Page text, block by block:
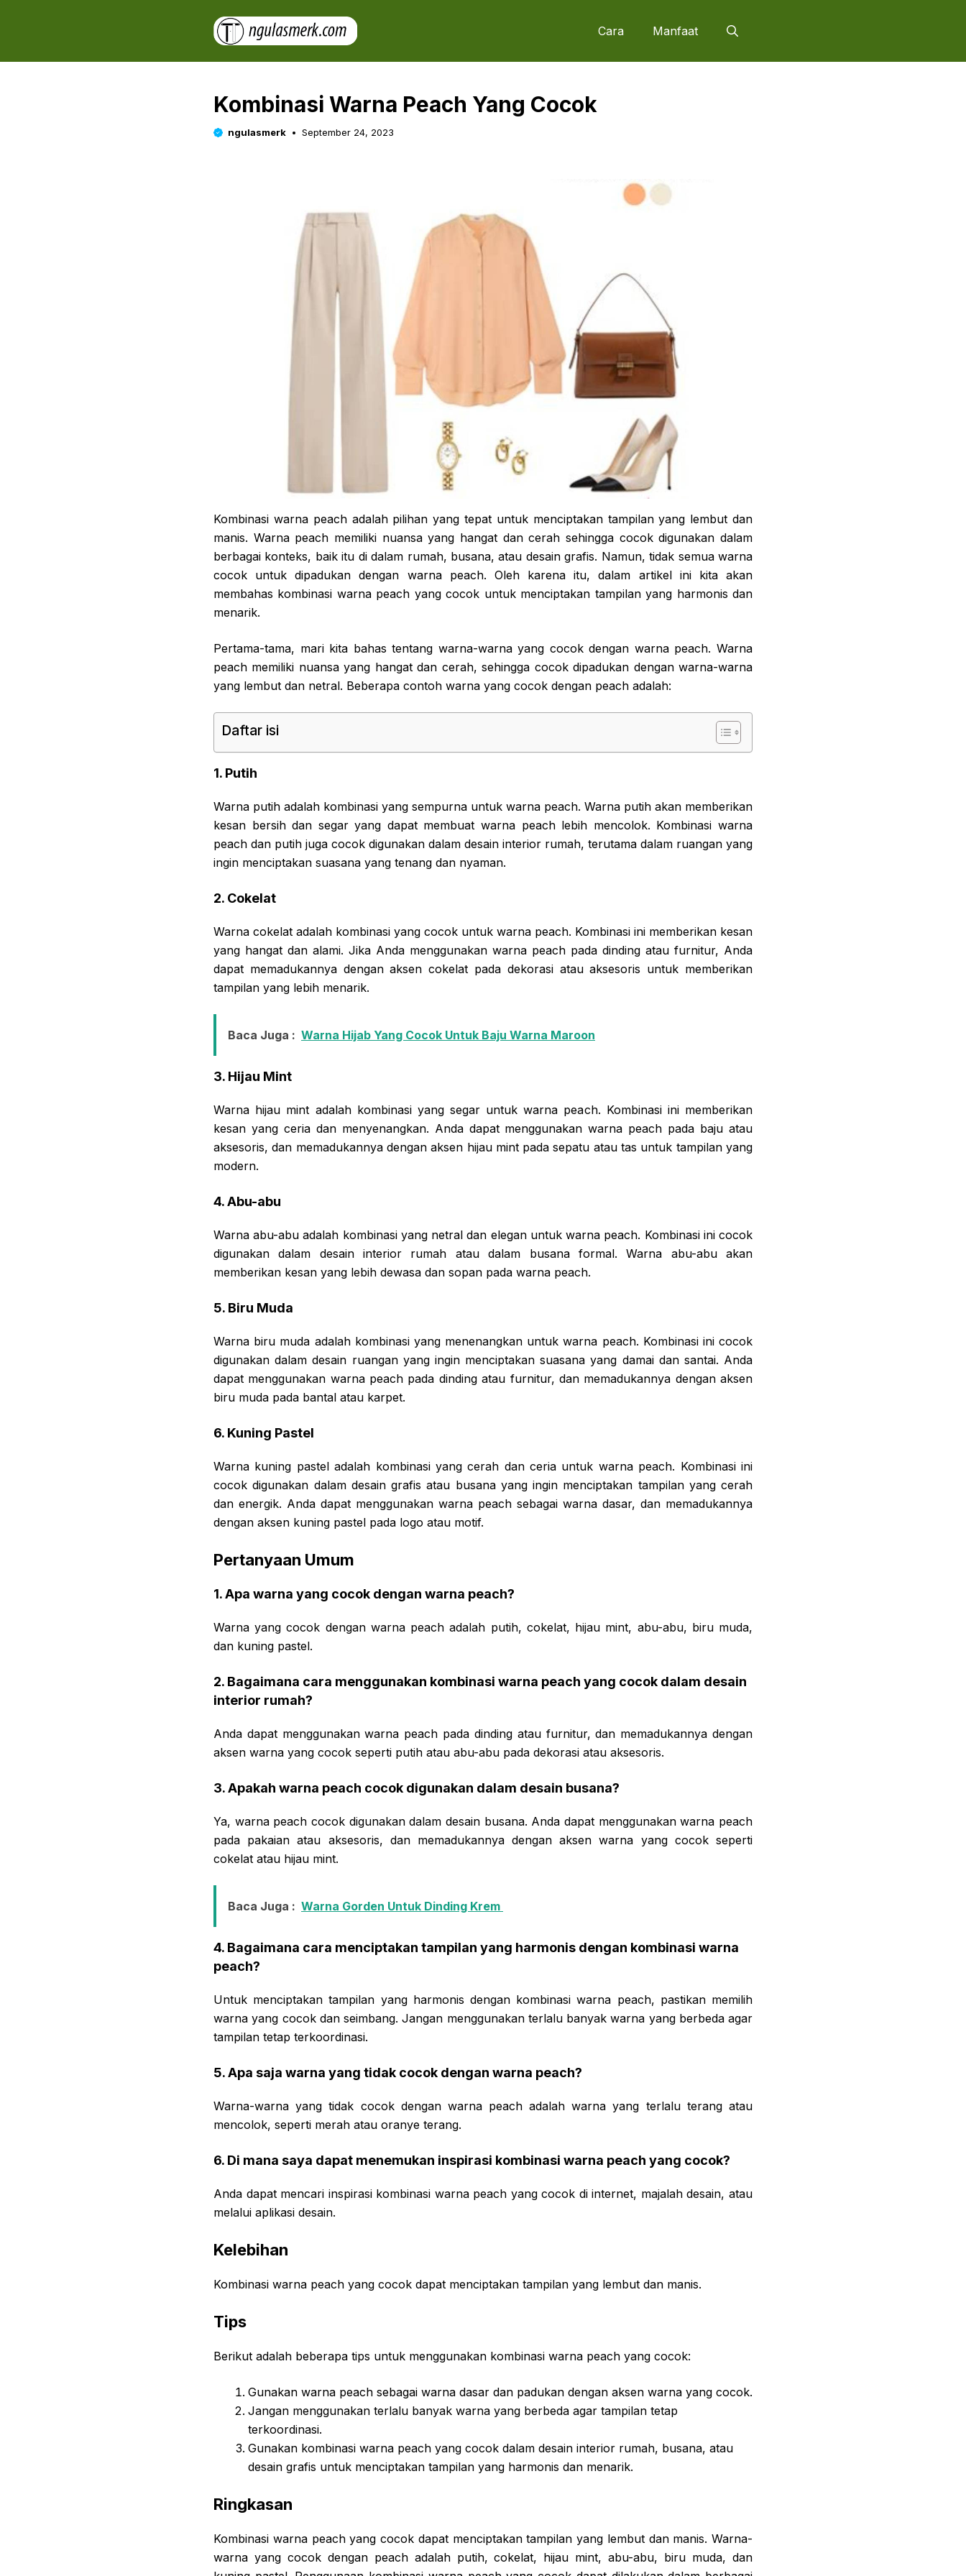
Cara Manfaat
Kombinasi Warna Peach Yang Cocok
ngulasmerk September 24, 2023
Kombinasi warna peach adalah pilihan yang tepat untuk menciptakan tampilan yang lembut dan
manis. Warna peach memiliki nuansa yang hangat dan cerah sehingga cocok digunakan dalam
berbagai konteks, baik itu di dalam rumah, busana, atau desain grafis. Namun, tidak semua warna
cocok untuk dipadukan dengan warna peach. Oleh karena itu, dalam artikel ini kita akan
membahas kombinasi warna peach yang cocok untuk menciptakan tampilan yang harmonis dan
menarik.
Pertama-tama, mari kita bahas tentang warna-warna yang cocok dengan warna peach. Warna
peach memiliki nuansa yang hangat dan cerah, sehingga cocok dipadukan dengan warna-warna
yang lembut dan netral. Beberapa contoh warna yang cocok dengan peach adalah:
Daftar isi
1. Putih
Warna putih adalah kombinasi yang sempurna untuk warna peach. Warna putih akan memberikan
kesan bersih dan segar yang dapat membuat warna peach lebih mencolok. Kombinasi warna
peach dan putih juga cocok digunakan dalam desain interior rumah, terutama dalam ruangan yang
ingin menciptakan suasana yang tenang dan nyaman.
2. Cokelat
Warna cokelat adalah kombinasi yang cocok untuk warna peach. Kombinasi ini memberikan kesan
yang hangat dan alami. Jika Anda menggunakan warna peach pada dinding atau furnitur, Anda
dapat memadukannya dengan aksen cokelat pada dekorasi atau aksesoris untuk memberikan
tampilan yang lebih menarik.
Baca Juga : Warna Hijab Yang Cocok Untuk Baju Warna Maroon
3. Hijau Mint
Warna hijau mint adalah kombinasi yang segar untuk warna peach. Kombinasi ini memberikan
kesan yang ceria dan menyenangkan. Anda dapat menggunakan warna peach pada baju atau
aksesoris, dan memadukannya dengan aksen hijau mint pada sepatu atau tas untuk tampilan yang
modern.
4. Abu-abu
Warna abu-abu adalah kombinasi yang netral dan elegan untuk warna peach. Kombinasi ini cocok
digunakan dalam desain interior rumah atau dalam busana formal. Warna abu-abu akan
memberikan kesan yang lebih dewasa dan sopan pada warna peach.
5. Biru Muda
Warna biru muda adalah kombinasi yang menenangkan untuk warna peach. Kombinasi ini cocok
digunakan dalam desain ruangan yang ingin menciptakan suasana yang damai dan santai. Anda
dapat menggunakan warna peach pada dinding atau furnitur, dan memadukannya dengan aksen
biru muda pada bantal atau karpet.
6. Kuning Pastel
Warna kuning pastel adalah kombinasi yang cerah dan ceria untuk warna peach. Kombinasi ini
cocok digunakan dalam desain grafis atau busana yang ingin menciptakan tampilan yang cerah
dan energik. Anda dapat menggunakan warna peach sebagai warna dasar, dan memadukannya
dengan aksen kuning pastel pada logo atau motif.
Pertanyaan Umum
1. Apa warna yang cocok dengan warna peach?
Warna yang cocok dengan warna peach adalah putih, cokelat, hijau mint, abu-abu, biru muda,
dan kuning pastel.
2. Bagaimana cara menggunakan kombinasi warna peach yang cocok dalam desain
interior rumah?
Anda dapat menggunakan warna peach pada dinding atau furnitur, dan memadukannya dengan
aksen warna yang cocok seperti putih atau abu-abu pada dekorasi atau aksesoris.
3. Apakah warna peach cocok digunakan dalam desain busana?
Ya, warna peach cocok digunakan dalam desain busana. Anda dapat menggunakan warna peach
pada pakaian atau aksesoris, dan memadukannya dengan aksen warna yang cocok seperti
cokelat atau hijau mint.
Baca Juga : Warna Gorden Untuk Dinding Krem
4. Bagaimana cara menciptakan tampilan yang harmonis dengan kombinasi warna
peach?
Untuk menciptakan tampilan yang harmonis dengan kombinasi warna peach, pastikan memilih
warna yang cocok dan seimbang. Jangan menggunakan terlalu banyak warna yang berbeda agar
tampilan tetap terkoordinasi.
5. Apa saja warna yang tidak cocok dengan warna peach?
Warna-warna yang tidak cocok dengan warna peach adalah warna yang terlalu terang atau
mencolok, seperti merah atau oranye terang.
6. Di mana saya dapat menemukan inspirasi kombinasi warna peach yang cocok?
Anda dapat mencari inspirasi kombinasi warna peach yang cocok di internet, majalah desain, atau
melalui aplikasi desain.
Kelebihan
Kombinasi warna peach yang cocok dapat menciptakan tampilan yang lembut dan manis.
Tips
Berikut adalah beberapa tips untuk menggunakan kombinasi warna peach yang cocok:
Gunakan warna peach sebagai warna dasar dan padukan dengan aksen warna yang cocok.
Jangan menggunakan terlalu banyak warna yang berbeda agar tampilan tetap
terkoordinasi.
Gunakan kombinasi warna peach yang cocok dalam desain interior rumah, busana, atau
desain grafis untuk menciptakan tampilan yang harmonis dan menarik.
Ringkasan
Kombinasi warna peach yang cocok dapat menciptakan tampilan yang lembut dan manis. Warna-
warna yang cocok dengan peach adalah putih, cokelat, hijau mint, abu-abu, biru muda, dan